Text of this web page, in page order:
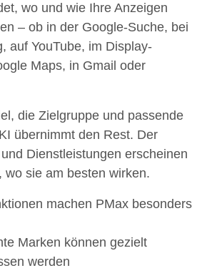
wo und wie Ihre Anzeigen
– ob in der Google-Suche, bei
auf YouTube, im Display-
Maps, in Gmail oder
die Zielgruppe und passende
übernimmt den Rest. Der
Dienstleistungen erscheinen
wo sie am besten wirken.
machen PMax besonders
Marken können gezielt
werden